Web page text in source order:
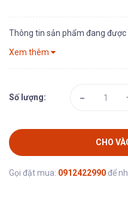
Thông tin sản phẩm đang
Xem thêm
Số lượng: -
CHO
Gọi đặt mua: 0912422990để